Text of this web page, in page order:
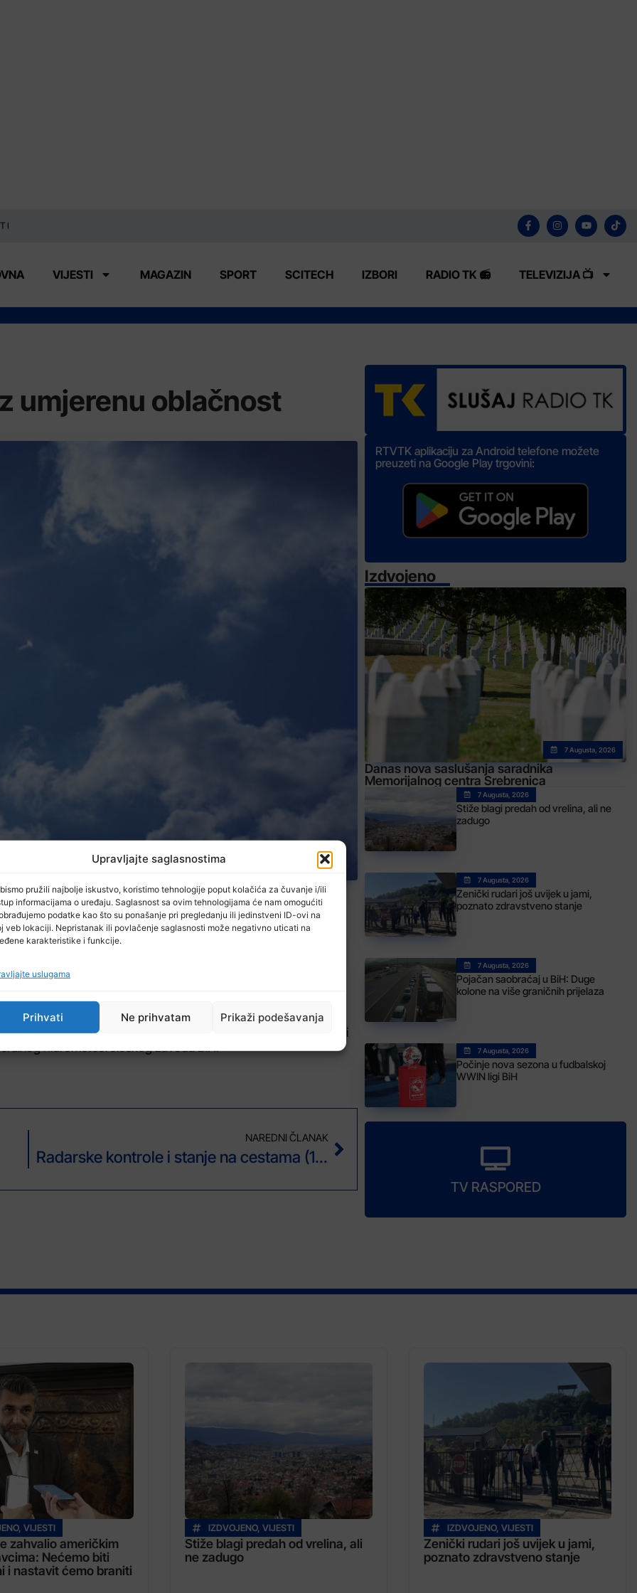
Upravljajte saglasnostima
pružili najbolje iskustvo, koristimo tehnologije poput kolačića za čuvanje i/ili
informacijama o uređaju. Saglasnost sa ovim tehnologijama će nam omogućiti
podatke kao što su ponašanje pri pregledanju ili jedinstveni ID-ovi na
veb lokaciji. Nepristanak ili povlačenje saglasnosti može negativno uticati na
karakteristike i funkcije.
uslugama
Prihvati Ne prihvatam Prikaži podešavanja
VIJESTI MAGAZIN SPORT SCITECH IZBORI RADIO TK 📻 TELEVIZIJA 📺
umjerenu oblačnost
uz malu do umjerenu oblačnost.U jutarnjim satima po
moguća je magla ili niska oblačnost. U noći na petak u Bosni
smjera. U Krajini, zapadnim, sjevernim područjima i na
između 7 i 13, na jugu BiH do 15, a najviša dnevna
jutro ugodno će djelovati na većinu ljudi, a tegobe kod
je u drugom dijelu dana, usljed porasta temperatura i
hidrometeorološkog zavoda BiH.
NAREDNI ČLANAK
Radarske kontrole i stanje na cestama (14.09.2017.)
RTVTK aplikaciju za Android telefone možete
preuzeti na Google Play trgovini:
Izdvojeno
7 Augusta, 2026
Danas nova saslušanja saradnika
Memorijalnog centra Srebrenica
7 Augusta, 2026
Stiže blagi predah od vrelina, ali ne
zadugo
7 Augusta, 2026
Zenički rudari još uvijek u jami,
poznato zdravstveno stanje
7 Augusta, 2026
Pojačan saobraćaj u BiH: Duge
kolone na više graničnih prijelaza
7 Augusta, 2026
Počinje nova sezona u fudbalskoj
WWIN ligi BiH
TV RASPORED
, VIJESTI
zahvalio američkim
Nećemo biti
i nastavit ćemo braniti
IZDVOJENO, VIJESTI
Stiže blagi predah od vrelina, ali
ne zadugo
IZDVOJENO, VIJESTI
Zenički rudari još uvijek u jami,
poznato zdravstveno stanje